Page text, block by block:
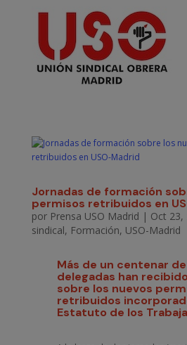
Jornadas de formación
permisos retribuidos en
por Prensa USO Madrid | Oct 23,
sindical, Formación, USO-Madrid
Más de un centenar
delegadas han
sobre los nuevos
retribuidos
Estatuto de los